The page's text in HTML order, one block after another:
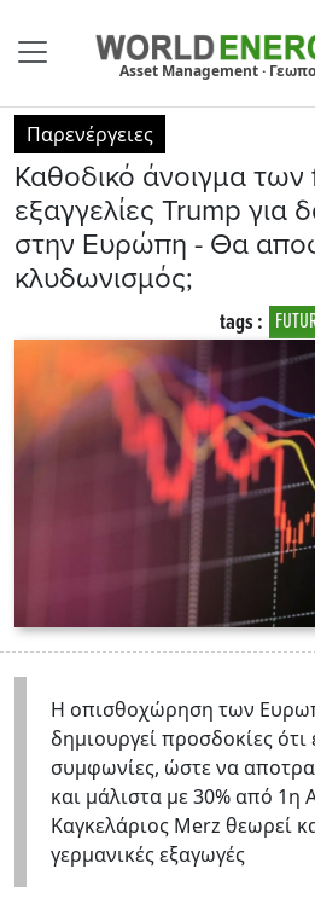
Asset Management ·
Παρενέργειες
Καθοδικό άνοιγμα των
εξαγγελίες Trump για
στην Ευρώπη - Θα
κλυδωνισμός;
tags :
Η οπισθοχώρηση των
δημιουργεί προσδοκίες
συμφωνίες, ώστε να
και μάλιστα με 30% από 1η
Καγκελάριος Merz θεωρεί
γερμανικές εξαγωγές